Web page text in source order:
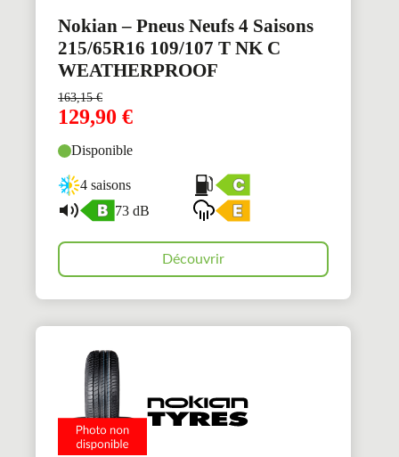
Nokian – Pneus Neufs 4 Saisons
215/65R16 109/107 T NK C
WEATHERPROOF
163,15€
129,90 €
Disponible
4 saisons
73 dB
Découvrir